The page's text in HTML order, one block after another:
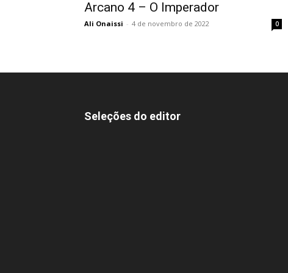
Arcano 4 – O Imperador
Ali Onaissi - 4 de novembro de 2022 0
Seleções do editor